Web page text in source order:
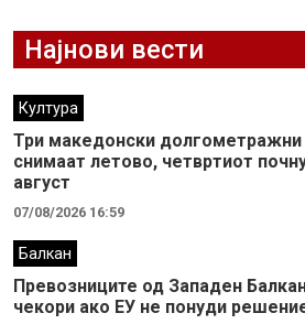
Најнови вести
Култура
Три македонски
снимаат летово, четвртиот
август
07/08/2026 16:59
Балкан
Превозниците од Западен
чекори ако ЕУ не понуди